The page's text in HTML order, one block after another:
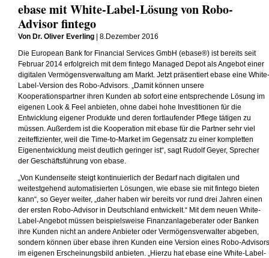
ebase mit White-Label-Lösung von Robo-
Advisor fintego
Von Dr. Oliver Everling | 8.Dezember 2016
Die European Bank for Financial Services GmbH (ebase®) ist bereits seit
Februar 2014 erfolgreich mit dem fintego Managed Depot als Angebot einer
digitalen Vermögensverwaltung am Markt. Jetzt präsentiert ebase eine White-
Label-Version des Robo-Advisors. „Damit können unsere
Kooperationspartner ihren Kunden ab sofort eine entsprechende Lösung im
eigenen Look & Feel anbieten, ohne dabei hohe Investitionen für die
Entwicklung eigener Produkte und deren fortlaufender Pflege tätigen zu
müssen. Außerdem ist die Kooperation mit ebase für die Partner sehr viel
zeiteffizienter, weil die Time-to-Market im Gegensatz zu einer kompletten
Eigenentwicklung meist deutlich geringer ist“, sagt Rudolf Geyer, Sprecher
der Geschäftsführung von ebase.
„Von Kundenseite steigt kontinuierlich der Bedarf nach digitalen und
weitestgehend automatisierten Lösungen, wie ebase sie mit fintego bieten
kann“, so Geyer weiter, „daher haben wir bereits vor rund drei Jahren einen
der ersten Robo-Advisor in Deutschland entwickelt.“ Mit dem neuen White-
Label-Angebot müssen beispielsweise Finanzanlageberater oder Banken
ihre Kunden nicht an andere Anbieter oder Vermögensverwalter abgeben,
sondern können über ebase ihren Kunden eine Version eines Robo-Advisors
im eigenen Erscheinungsbild anbieten. „Hierzu hat ebase eine White-Label-